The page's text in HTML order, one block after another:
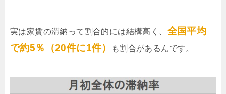
実は家賃の滞納って割合的には結構高く、 全国平均
で約5％（20件に1件）
も割合があるんです。